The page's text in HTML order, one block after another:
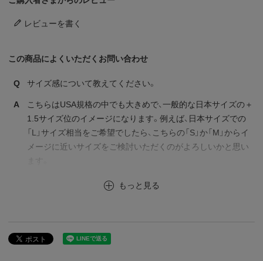
レビューを書く
この商品によくいただくお問い合わせ
Q サイズ感について教えてください。
A
こちらはUSA規格の中でも大きめで、一般的な日本サイズの＋
1.5サイズ位のイメージになります。例えば、日本サイズでの
「L」サイズ相当をご希望でしたら、こちらの「S」か「M」からイ
メージに近いサイズをご検討いただくのがよろしいかと思い
ます。
もっと見る